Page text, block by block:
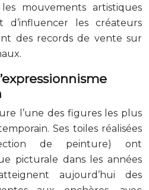
mouvements artistiques
les créateurs
des records de vente sur
l’une des figures les plus
Ses toiles réalisées
de peinture) ont
picturale dans les années
aujourd’hui des